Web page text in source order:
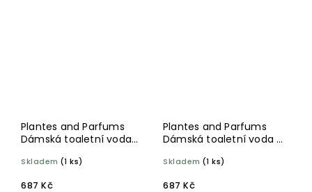
Plantes and Parfums
Dámská toaletní voda
Skladem (1 ks)
687 Kč
Plantes and Parfums
Dámská toaletní voda L
Skladem (1 ks)
687 Kč